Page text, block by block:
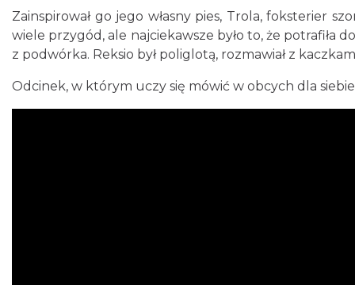
Zainspirował go jego własny pies, Trola, foksterier
wiele przygód, ale najciekawsze było to, że potrafiła
z podwórka. Reksio był poliglotą, rozmawiał z
Odcinek, w którym uczy się mówić w obcych dla